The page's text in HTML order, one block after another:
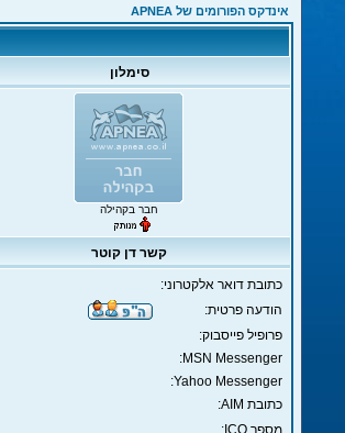
אינדקס הפורומים של APNEA
סימלון
חבר בקהילה
קשר דן קוטר
כתובת דואר אלקטרוני:
הודעה פרטית:
פרופיל פייסבוק:
MSN Messenger:
Yahoo Messenger:
כתובת AIM:
מספר ICQ: